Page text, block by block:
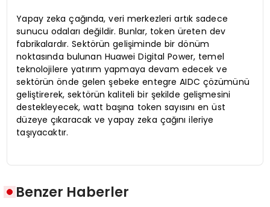
Yapay zeka çağında, veri merkezleri artık sadece
sunucu odaları değildir. Bunlar, token üreten dev
fabrikalardır. Sektörün gelişiminde bir dönüm
noktasında bulunan Huawei Digital Power, temel
teknolojilere yatırım yapmaya devam edecek ve
sektörün önde gelen şebeke entegre AIDC çözümünü
geliştirerek, sektörün kaliteli bir şekilde gelişmesini
destekleyecek, watt başına token sayısını en üst
düzeye çıkaracak ve yapay zeka çağını ileriye
taşıyacaktır.
Benzer Haberler